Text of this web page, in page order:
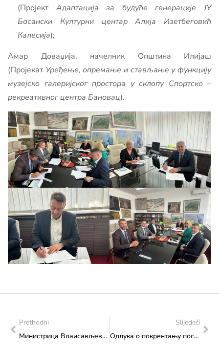
(Пројект Адаптација за будуће генерације ЈУ
Босански Културни центар Алија Изетбеговић
Калесија);
Амар Доваџија, начелник Општина Илијаш
(Пројекат Уређење, опремање и стављање у функцију
музејско галеријског простора у склопу Спортско –
рекреативног центра Бановац).
Prethodni
Министрица Влаисављевић присуствовала културној манифестацији „Херцеговина у Бусовачи“
Slijedeći
Одлука о покрентању поступка јавне набавке